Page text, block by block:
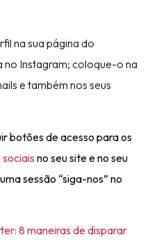
na sua página do
no Instagram; coloque-o na
e também nos seus
botões de acesso para os
no seu site e no seu
sessão “siga-nos” no
8 maneiras de disparar